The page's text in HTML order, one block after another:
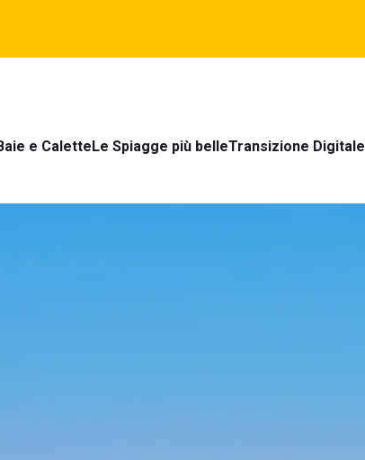
e CaletteLe Spiagge più belleTransizione Digitale